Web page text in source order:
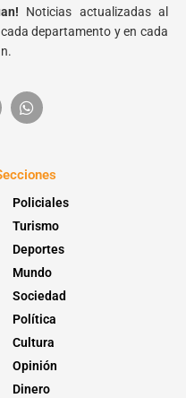
Noticias actualizadas al
departamento y en cada
Policiales
Turismo
Deportes
Mundo
Sociedad
Política
Cultura
Opinión
Dinero